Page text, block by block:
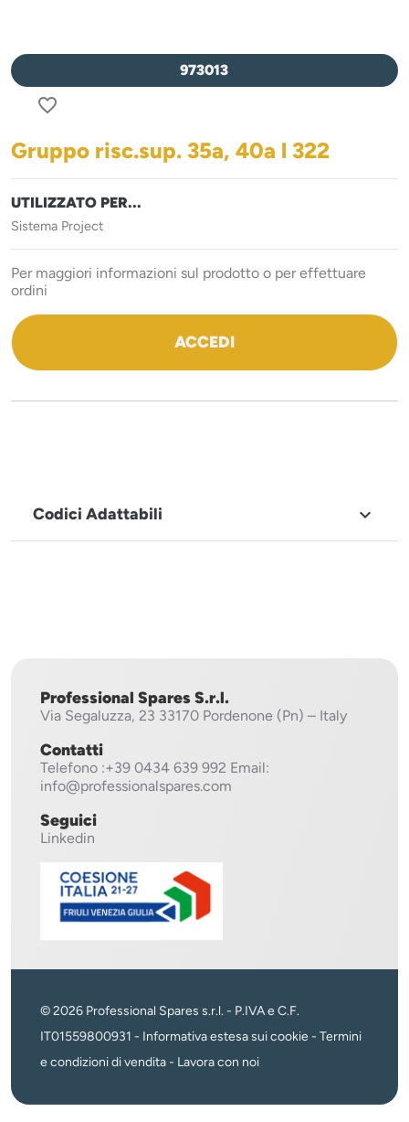
973013
favorite_border
Gruppo risc.sup. 35a, 40a l 322
UTILIZZATO PER...
Sistema Project
Per maggiori informazioni sul prodotto o per effettuare
ordini
ACCEDI
Codici Adattabili 
Professional Spares S.r.l.
Via Segaluzza, 23 33170 Pordenone (Pn) – Italy
Contatti
Telefono :+39 0434 639 992 Email:
info@professionalspares.com
Seguici
Linkedin
© 2026 Professional Spares s.r.l. - P.IVA e C.F.
IT01559800931 - Informativa estesa sui cookie - Termini
e condizioni di vendita- Lavora con noi